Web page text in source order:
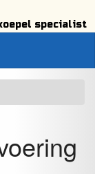
specialist